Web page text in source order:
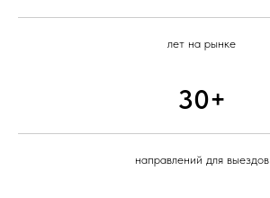
лет на рынке
30+
направлений для выездов